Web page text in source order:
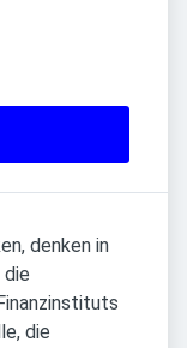
denken in
die